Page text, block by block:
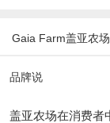
Gaia Farm盖亚农
品牌说
盖亚农场在消费者